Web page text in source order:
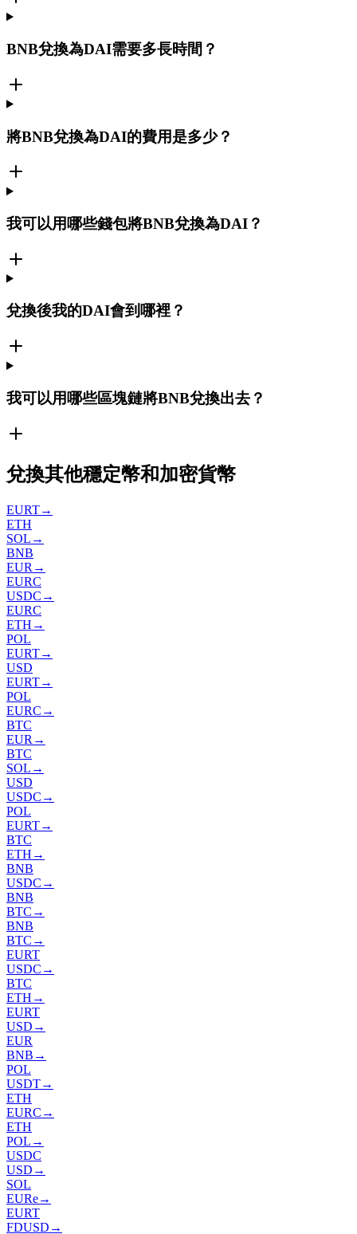
BNB兌換為DAI需要多長時間？
將BNB兌換為DAI的費用是多少？
我可以用哪些錢包將BNB兌換為DAI？
兌換後我的DAI會到哪裡？
我可以用哪些區塊鏈將BNB兌換出去？
兌換其他穩定幣和加密貨幣
EURT→
ETH
SOL →
BNB
EUR →
EURC
USDC →
EURC
ETH →
POL
EURT→
USD
EURT→
POL
EURC →
BTC
EUR →
BTC
SOL →
USD
USDC →
POL
EURT→
BTC
ETH →
BNB
USDC →
BNB
BTC →
BNB
BTC →
EURT
USDC →
BTC
ETH →
EURT
USD →
EUR
BNB →
POL
USDT→
ETH
EURC →
ETH
POL →
USDC
USD →
SOL
EURe→
EURT
FDUSD →